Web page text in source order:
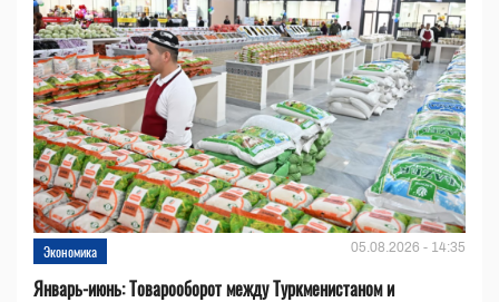
Экономика 05.08.2026 - 14:35
Январь-июнь: Товарооборот между Туркменистаном и